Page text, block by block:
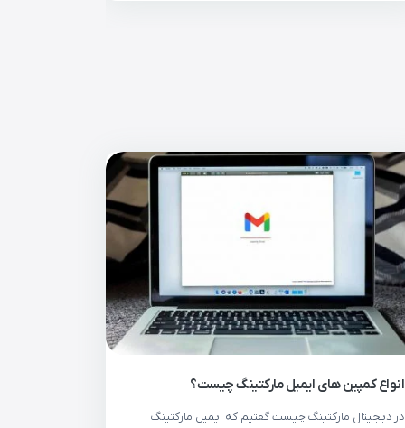
انواع کمپین های ایمیل مارکتینگ چیست؟
در دیجیتال مارکتینگ چیست گفتیم که ایمیل مارکتینگ